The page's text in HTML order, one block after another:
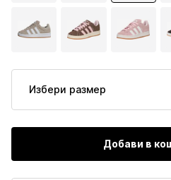
Избери размер
Добави в